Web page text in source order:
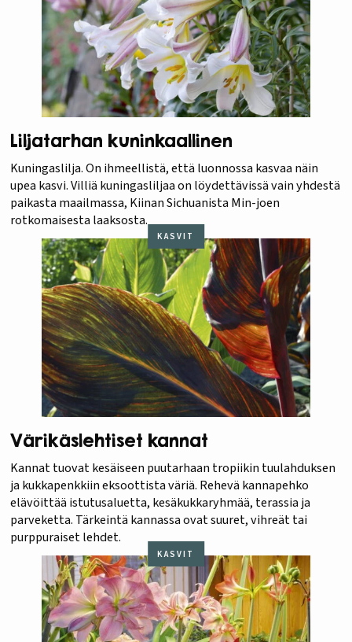
Liljatarhan kuninkaallinen
Kuningaslilja. On ihmeellistä, että luonnossa kasvaa näin
upea kasvi. Villiä kuningasliljaa on löydettävissä vain yhdestä
paikasta maailmassa, Kiinan Sichuanista Min-joen
rotkomaisesta laaksosta.
KASVIT
Värikäslehtiset kannat
Kannat tuovat kesäiseen puutarhaan tropiikin tuulahduksen
ja kukkapenkkiin eksoottista väriä. Rehevä kannapehko
elävöittää istutusaluetta, kesäkukkaryhmää, terassia ja
parveketta. Tärkeintä kannassa ovat suuret, vihreät tai
purppuraiset lehdet.
KASVIT